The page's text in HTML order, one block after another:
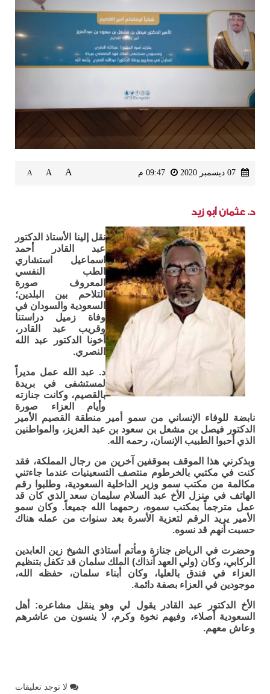
A
A
A
د. عثمان أبو زيد
نقل إلينا الأستاذ الدكتور
عبد القادر أحمد
اسماعيل استشاري
الطب النفسي
المعروف صورة
التلاحم بين البلدين؛
السعودية والسودان في
وفاة زميل دراستنا
وقريب عبد القادر،
أخونا الدكتور عبد الله
النصري.
د. عبد الله عمل مديراً
لمستشفى في بريدة
بالقصيم، وكانت جنازته
وأيام العزاء صورة
نابضة للوفاء الإنساني من سمو أمير منطقة القصيم الأمير
الدكتور فيصل بن مشعل بن سعود بن عبد العزيز، والمواطنين
الذي أحبوا الطبيب الإنسان، رحمه الله.
وبذكرني هذا الموقف بموقفين آخرين من رجال المملكة، فقد
كنت في مكتبي بالخرطوم منتصف التسعينيات عندما جاءتني
مكالمة من مكتب سمو وزير الداخلية السعودية، وطلبوا رقم
الهاتف في منزل الأخ عبد السلام سليمان سعد الذي كان قد
عمل مترجماً بمكتب سموه، رحمهما الله جميعاً. وكان سمو
الأمير يريد الرقم لتعزية الأسرة بعد سنوات من عمله هناك
حسبت أنهم قد نسوه.
وحضرت في الرياض جنازة ومأتم أستاذي الشيخ زين العابدين
الركابي، وكان (ولي العهد آنذاك) الملك سلمان قد تكفل بتنظيم
العزاء في فندق بالعليا، وكان أبناء سلمان، حفظه الله،
موجودين في العزاء بصفة دائمة.
الأخ الدكتور عبد القادر يقول لي وهو ينقل مشاعره: أهل
السعودية أصلاء، وفيهم نخوة وكرم، لا ينسون من عاشرهم
وعاش معهم.
لا توجد تعليقات